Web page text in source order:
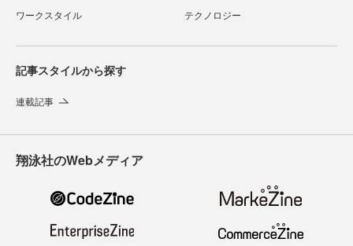
ワークスタイル テクノロジー
記事スタイルから探す
連載記事
翔泳社のWebメディア